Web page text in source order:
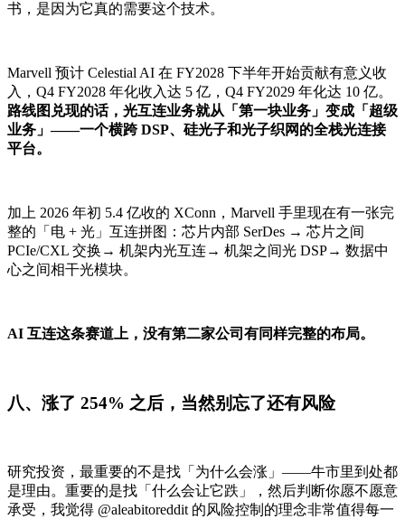
书，是因为它真的需要这个技术。
Marvell 预计 Celestial AI 在 FY2028 下半年开始贡献有意义收
入，Q4 FY2028 年化收入达 5 亿，Q4 FY2029 年化达 10 亿。
路线图兑现的话，光互连业务就从「第一块业务」变成「超级
业务」——一个横跨 DSP、硅光子和光子织网的全栈光连接
平台。
加上 2026 年初 5.4 亿收的 XConn，Marvell 手里现在有一张完
整的「电 + 光」互连拼图：芯片内部 SerDes → 芯片之间
PCIe/CXL 交换→ 机架内光互连→ 机架之间光 DSP→ 数据中
心之间相干光模块。
AI 互连这条赛道上，没有第二家公司有同样完整的布局。
八、涨了 254% 之后，当然别忘了还有风险
研究投资，最重要的不是找「为什么会涨」——牛市里到处都
是理由。重要的是找「什么会让它跌」，然后判断你愿不愿意
承受，我觉得 @aleabitoreddit 的风险控制的理念非常值得每一